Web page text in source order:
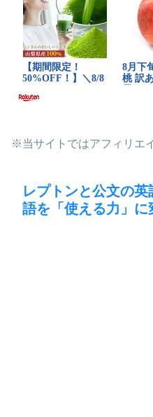
※当サイトではアフィリエ
レプトンと公文の
語を「使える力」に